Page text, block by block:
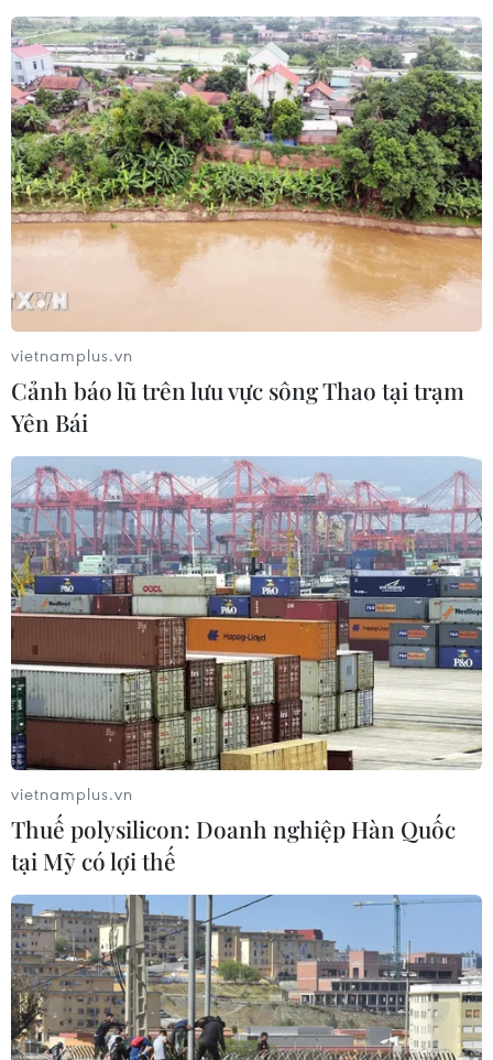
Giá dầu thế giới tăng gần 2% trong phiên
giao dịch 13/7
14/07/2021 01:50
Thị trường nhìn chung đã mạnh lên do nhu cầu phục hồi
và OPEC cùng với các đối tác dự kiến sẽ đẩy mạnh
nguồn cung nhưng các cuộc thảo luận về chính sách
sản lượng của OPEC+ chưa đạt được kết quả.
Giá dầu châu Á đi xuống do nhập khẩu
dầu thô của Trung Quốc giảm
14/07/2021 10:59
Giá dầu Brent Biển Bắc giao kỳ hạn giảm xuống còn
76,11 USD/thùng, trong khi giá dầu thô ngọt nhẹ Mỹ giao
kỳ hạn được giao dịch ở mức 74,79 USD/thùng.
vietnamplus.vn
Cảnh báo lũ trên lưu vực sông Thao tại trạm
Yên Bái
vietnamplus.vn
Thuế polysilicon: Doanh nghiệp Hàn Quốc
tại Mỹ có lợi thế